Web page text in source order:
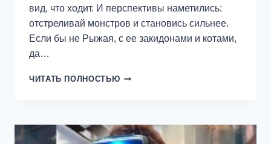
вид, что ходит. И перспективы наметились:
отстреливай монстров и становись сильнее.
Если бы не Рыжая, с ее закидонами и котами,
да…
ЧИТАТЬ ПОЛНОСТЬЮ S-
S.
АЛТАРИ.